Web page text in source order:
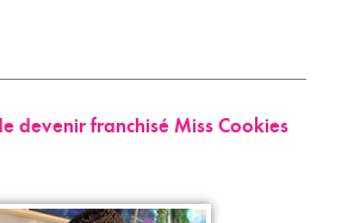
devenir franchisé Miss Cookies